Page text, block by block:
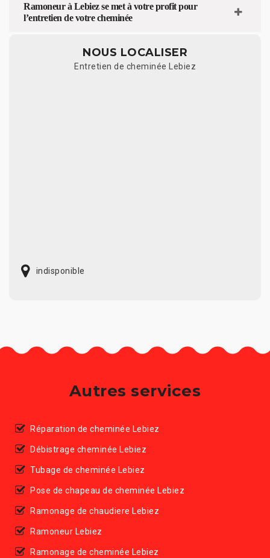
Ramoneur à Lebiez se met à votre profit pour
l’entretien de votre cheminée
NOUS LOCALISER
Entretien de cheminée Lebiez
indisponible
Autres services
Réparation de cheminée Lebiez
Débistrage cheminée Lebiez
Tubage de cheminée Lebiez
Pose de chapeau de cheminée Lebiez
Ramonage de chaudiere Lebiez
Ramoneur Lebiez
Ramonage de cheminée Lebiez